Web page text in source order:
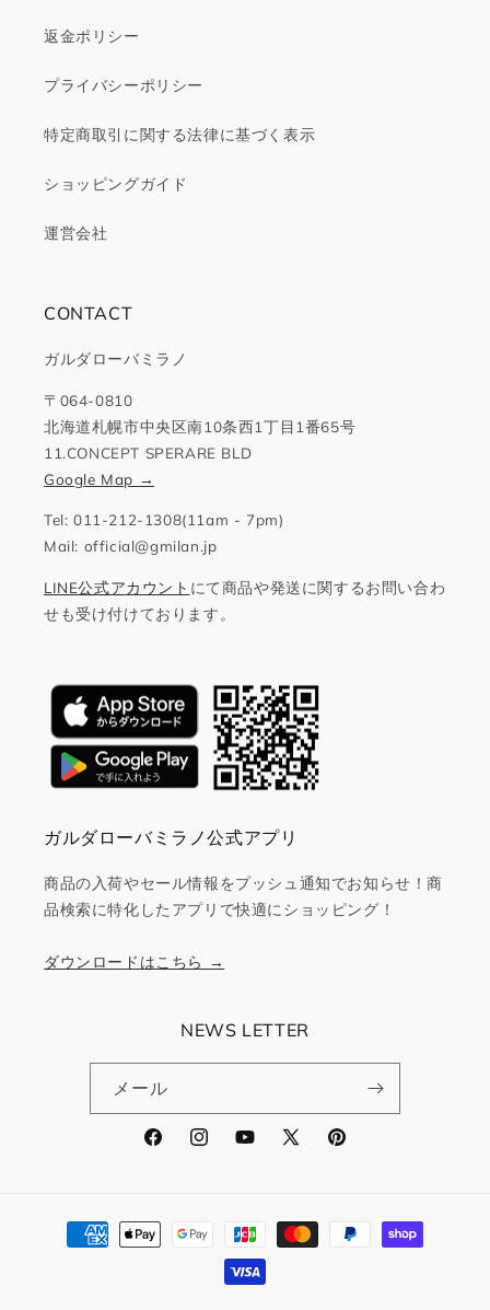
返金ポリシー
プライバシーポリシー
特定商取引に関する法律に基づく表示
ショッピングガイド
運営会社
CONTACT
ガルダローバミラノ
〒064-0810
北海道札幌市中央区南10条西1丁目1番65号
11.CONCEPT SPERARE BLD
Google Map →
Tel: 011-212-1308(11am - 7pm)
Mail: official@gmilan.jp
LINE公式アカウント にて商品や発送に関するお問い合わ
せも受け付けております。
ガルダローバミラノ公式アプリ
商品の入荷やセール情報をプッシュ通知でお知らせ！商
品検索に特化したアプリで快適にショッピング！
ダウンロードはこちら →
NEWS LETTER
メール
FacebookInstagramYouTube
X
Pinterest